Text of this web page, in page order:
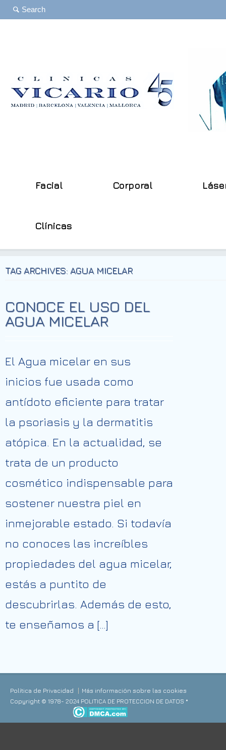
Facial Corporal
Clínicas
TAG ARCHIVES: AGUA MICELAR
CONOCE EL USO DEL
AGUA MICELAR
El Agua micelar en sus
inicios fue usada como
antídoto eficiente para tratar
la psoriasis y la dermatitis
atópica. En la actualidad, se
trata de un producto
cosmético indispensable para
sostener nuestra piel en
inmejorable estado. Si todavía
no conoces las increíbles
propiedades del agua micelar,
estás a puntito de
descubrirlas. Además de esto,
te enseñamos a […]
Política de Privacidad
Más información sobre las cookies
Copyright © 1978- 2024 POLITICA DE PROTECCION DE DATOS *